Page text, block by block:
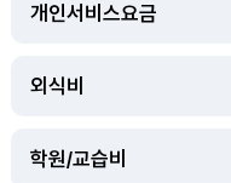
개인서비스요금
외식비
학원/교습비